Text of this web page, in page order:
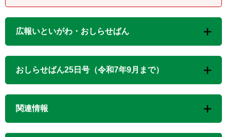
広報いといがわ・おしらせばん
おしらせばん25日号（令和7年9月まで）
関連情報